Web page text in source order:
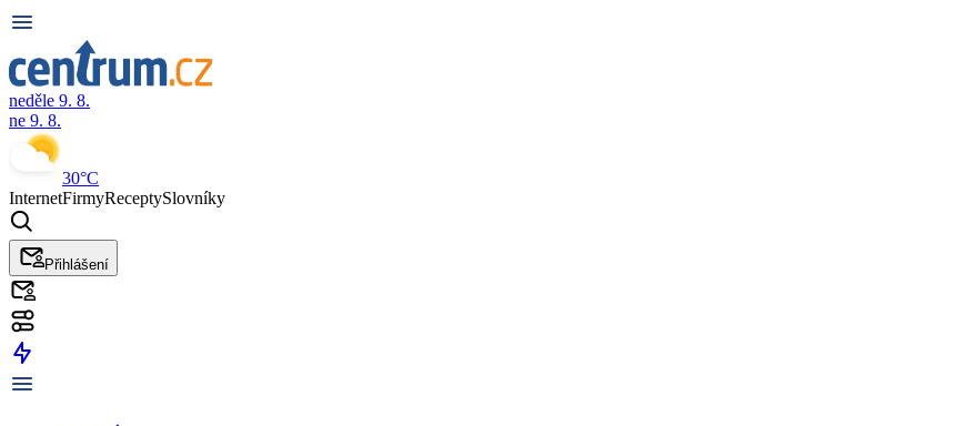
neděle 9. 8.
ne 9. 8.
30°C
InternetFirmyReceptySlovníky
Přihlášení